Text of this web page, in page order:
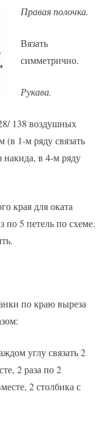
Правая полочка.
Вязать
симметрично.
Рукава.
138 воздушных
(в 1-м ряду связать
накида, в 4-м ряду
края для оката
по 5 петель по схеме.
по краю выреза
углу связать 2
2 раза по 2
2 столбика с